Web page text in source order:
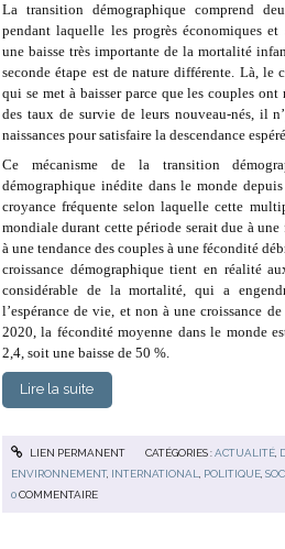
La transition démographique comprend
pendant laquelle les progrès économiques et
une baisse très importante de la mortalité
seconde étape est de nature différente. Là,
qui se met à baisser parce que les couples
des taux de survie de leurs nouveau-nés, il
naissances pour satisfaire la descendance
Ce mécanisme de la transition
démographique inédite dans le monde
croyance fréquente selon laquelle cette
mondiale durant cette période serait due à une
à une tendance des couples à une fécondité
croissance démographique tient en réalité
considérable de la mortalité, qui a
l’espérance de vie, et non à une croissance
2020, la fécondité moyenne dans le monde
2,4, soit une baisse de 50 %.
Lire la suite
LIEN PERMANENT CATÉGORIES :ACTUALITÉ,
ENVIRONNEMENT, INTERNATIONAL POLITIQUE ,
0COMMENTAIRE